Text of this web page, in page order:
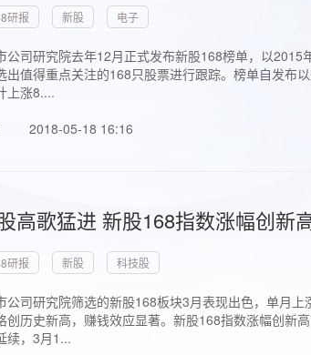
研报 新股 电子
公司研究院去年12月正式发布新股168榜单，以
出值得重点关注的168只股票进行跟踪。榜单自发布
上涨8....
2018-05-18 16:16
高歌猛进 新股168指数涨幅创新
研报 新股 科技股
公司研究院筛选的新股168板块3月表现出色，单月
创历史新高，赚钱效应显著。新股168指数涨幅创新
续，3月1...